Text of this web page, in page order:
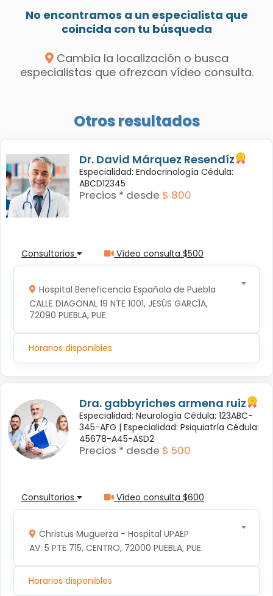
No encontramos a un especialista que
coincida con tu búsqueda
Cambia la localización o busca
especialistas que ofrezcan vídeo consulta.
Otros resultados
Dr. David Márquez Resendíz
Especialidad: Endocrinología Cédula:
ABCD12345
Precios * desde $ 800
Consultorios Vídeo consulta $500
Hospital Beneficencia Española de Puebla
CALLE DIAGONAL 19 NTE 1001, JESÚS GARCÍA,
72090 PUEBLA, PUE.
Horarios disponibles
Dra. gabbyriches armena ruiz
Especialidad: Neurología Cédula: 123ABC-
345-AFG | Especialidad: Psiquiatría Cédula:
45678-A45-ASD2
Precios * desde $ 500
Consultorios Vídeo consulta $600
Christus Muguerza - Hospital UPAEP
AV. 5 PTE 715, CENTRO, 72000 PUEBLA, PUE.
Horarios disponibles